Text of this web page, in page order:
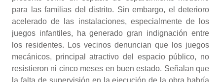
para las familias del distrito. Sin embargo, el deterioro
acelerado de las instalaciones, especialmente de los
juegos infantiles, ha generado gran indignación entre
los residentes. Los vecinos denuncian que los juegos
mecánicos, principal atractivo del espacio público, no
resistieron ni cinco meses en buen estado. Señalan que
la falta de supervisión en la ejecución de la obra habría